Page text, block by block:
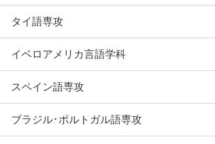
タイ語専攻
イベロアメリカ言語学科
スペイン語専攻
ブラジル･ポルトガル語専攻